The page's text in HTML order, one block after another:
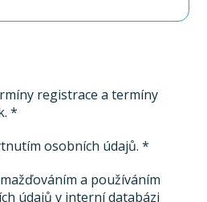
registrace a termíny
*
osobních údajů. *
a používáním
údajů v interní databázi